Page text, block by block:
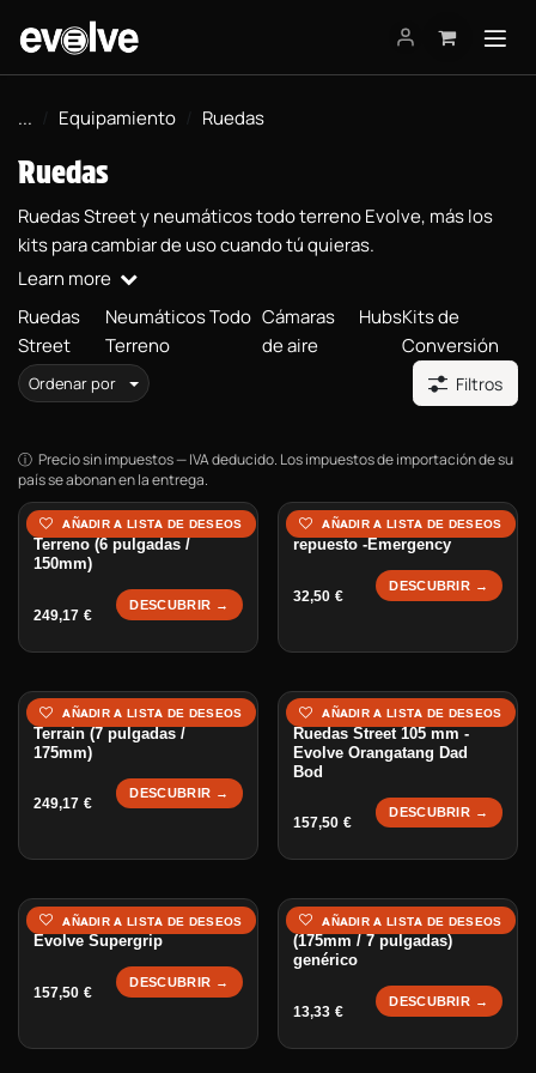
... Equipamiento Ruedas
Ruedas
Ruedas Street y neumáticos todo terreno Evolve, más los
kits para cambiar de uso cuando tú quieras.
Learn more
Ruedas
Street
Neumáticos Todo
Terreno
Cámaras
de aire
HubsKits de
Conversión
Ordenar por Filtros
Precio sin impuestos — IVA deducido. Los impuestos de importación de su
país se abonan en la entrega.
Kit de Conversión Todo
Terreno (6 pulgadas /
150mm)
249,17 €
DESCUBRIR →
AÑADIR A LISTA DE DESEOS
Rueda completa o Rueda de
repuesto -Emergency
32,50€
DESCUBRIR →
AÑADIR A LISTA DE DESEOS
Kit de Conversión All-
Terrain (7 pulgadas /
175mm)
249,17 €
DESCUBRIR →
AÑADIR A LISTA DE DESEOS
Ruedas Street 105 mm -
Evolve Orangatang Dad
Bod
157,50€
DESCUBRIR →
AÑADIR A LISTA DE DESEOS
Ruedas Street 97 mm -
Evolve Supergrip
157,50 €
DESCUBRIR →
AÑADIR A LISTA DE DESEOS
Neumático todo terreno
(175mm / 7 pulgadas)
genérico
13,33€
DESCUBRIR →
AÑADIR A LISTA DE DESEOS